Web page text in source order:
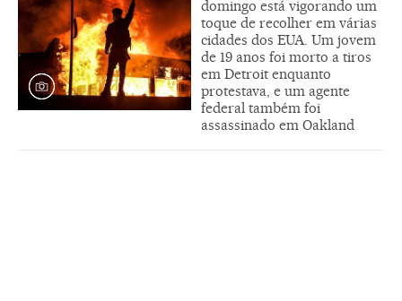
domingo está vigorando um
toque de recolher em várias
cidades dos EUA. Um jovem
de 19 anos foi morto a tiros
em Detroit enquanto
protestava, e um agente
federal também foi
assassinado em Oakland